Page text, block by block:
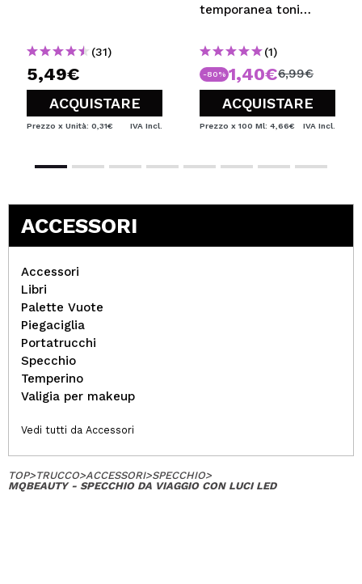
(31)
5,49€
ACQUISTARE
Prezzo x Unità: 0,31€ IVA Incl.
temporanea toni
Princess Rose
(1)
-80% 1,40€6,99€
ACQUISTARE
Prezzo x 100 Ml: 4,66€ IVA Incl.
ACCESSORI
Accessori
Libri
Palette Vuote
Piegaciglia
Portatrucchi
Specchio
Temperino
Valigia per makeup
Vedi tutti da Accessori
TOP>TRUCCO>ACCESSORI>SPECCHIO>
MQBEAUTY - SPECCHIO DA VIAGGIO CON LUCI LED